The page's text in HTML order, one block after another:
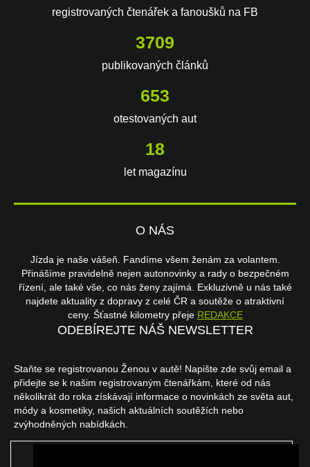
registrovaných čtenářek a fanoušků na FB
3709
publikovaných článků
653
otestovaných aut
18
let magazínu
O NÁS
Jízda je naše vášeň. Fandíme všem ženám za volantem.
Přinášíme pravidelně nejen autonovinky a rady o bezpečném
řízení, ale také vše, co nás ženy zajímá. Exkluzivně u nás také
najdete aktuality z dopravy z celé ČR a soutěže o atraktivní
ceny. Šťastné kilometry přeje REDAKCE
ODEBÍREJTE NÁŠ NEWSLETTER
Staňte se registrovanou Ženou v autě! Napište zde svůj email a
přidejte se k našim registrovaným čtenářkám, které od nás
několikrát do roka získávají informace o novinkách ze světa aut,
módy a kosmetiky, našich aktuálních soutěžích nebo
zvýhodněných nabídkách.